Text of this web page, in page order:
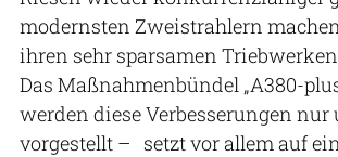
modernsten Zweistrahlern
ihren sehr sparsamen
Das Maßnahmenbündel „A380-
werden diese Verbesserungen
vorgestellt – setzt vor allem auf